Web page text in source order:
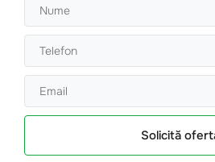
Solicită